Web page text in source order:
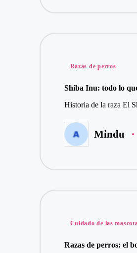
Publicado
Razas de perros
Shiba Inu: todo lo
Historia de la raza El
Publicado
por
Mindu
Publicado
Cuidado de las
Razas de perros: el